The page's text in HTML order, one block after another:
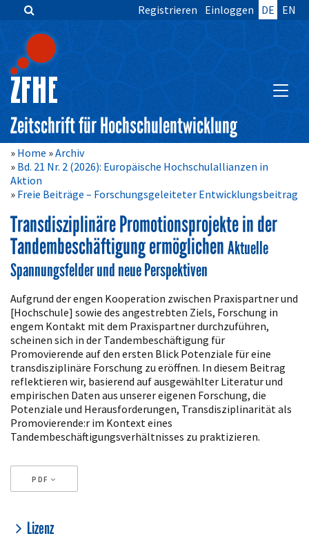
Zum
springen
Hauptnavigation
Inhalt
Sidebar
Registrieren Einloggen DE EN
Zeitschrift für Hochschulentwicklung
Home
Archiv
Bd. 21 Nr. 2 (2026): Europäische Hochschulallianzen in
Aktion
Freie Beiträge – Forschungsgeleiteter Entwicklungsbeitrag
Transdisziplinäre Promotionsprojekte in der
Tandembeschäftigung ermöglichenAktuelle
Spannungsfelder und neue Perspektiven
Artikelinhalt
Aufgrund der engen Kooperation zwischen Praxispartner und
[Hochschule] sowie des angestrebten Ziels, Forschung in
engem Kontakt mit dem Praxispartner durchzuführen,
scheinen sich in der Tandembeschäftigung für
Promovierende auf den ersten Blick Potenziale für eine
transdisziplinäre Forschung zu eröffnen. In diesem Beitrag
reflektieren wir, basierend auf ausgewählter Literatur und
empirischen Daten aus unserer eigenen Forschung, die
Potenziale und Herausforderungen, Transdisziplinarität als
Promovierende:r im Kontext eines
Tandembeschäftigungsverhältnisses zu praktizieren.
PDF
Artikeldetails
Lizenz